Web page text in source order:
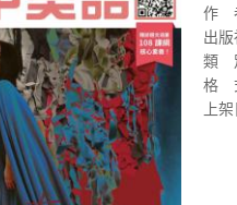
作
出版
類
格
上